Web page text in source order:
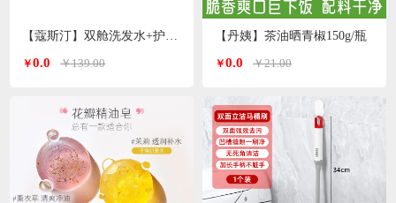
￥0.0 ￥139.00
【丹姨】茶油晒青椒150g/瓶
￥0.0 ￥21.00